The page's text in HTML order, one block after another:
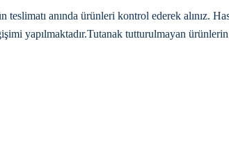
anında ürünleri kontrol ederek alınız.
yapılmaktadır.Tutanak tutturulmayan